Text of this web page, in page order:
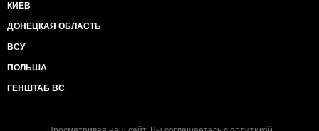
КИЕВ
ДОНЕЦКАЯ ОБЛАСТЬ
ВСУ
ПОЛЬША
ГЕНШТАБ ВС